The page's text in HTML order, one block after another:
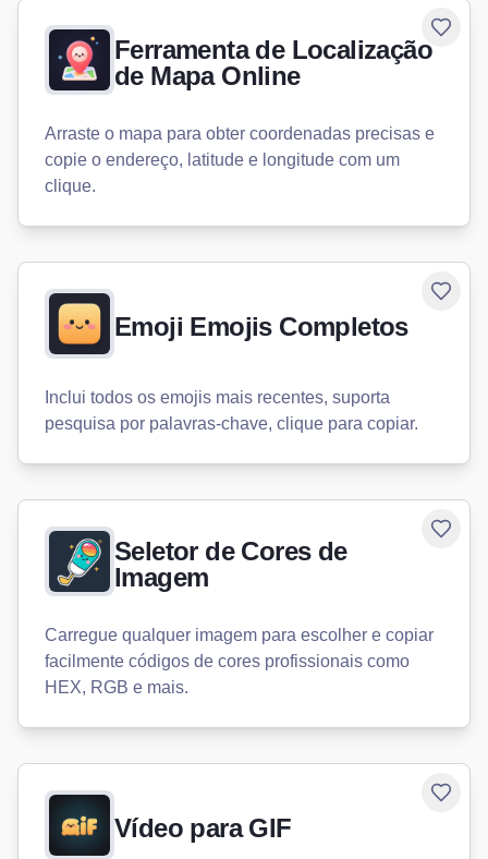
Ferramenta de Localização
de Mapa Online
Arraste o mapa para obter coordenadas precisas e
copie o endereço, latitude e longitude com um
clique.
Emoji Emojis Completos
Inclui todos os emojis mais recentes, suporta
pesquisa por palavras-chave, clique para copiar.
Seletor de Cores de
Imagem
Carregue qualquer imagem para escolher e copiar
facilmente códigos de cores profissionais como
HEX, RGB e mais.
Vídeo para GIF